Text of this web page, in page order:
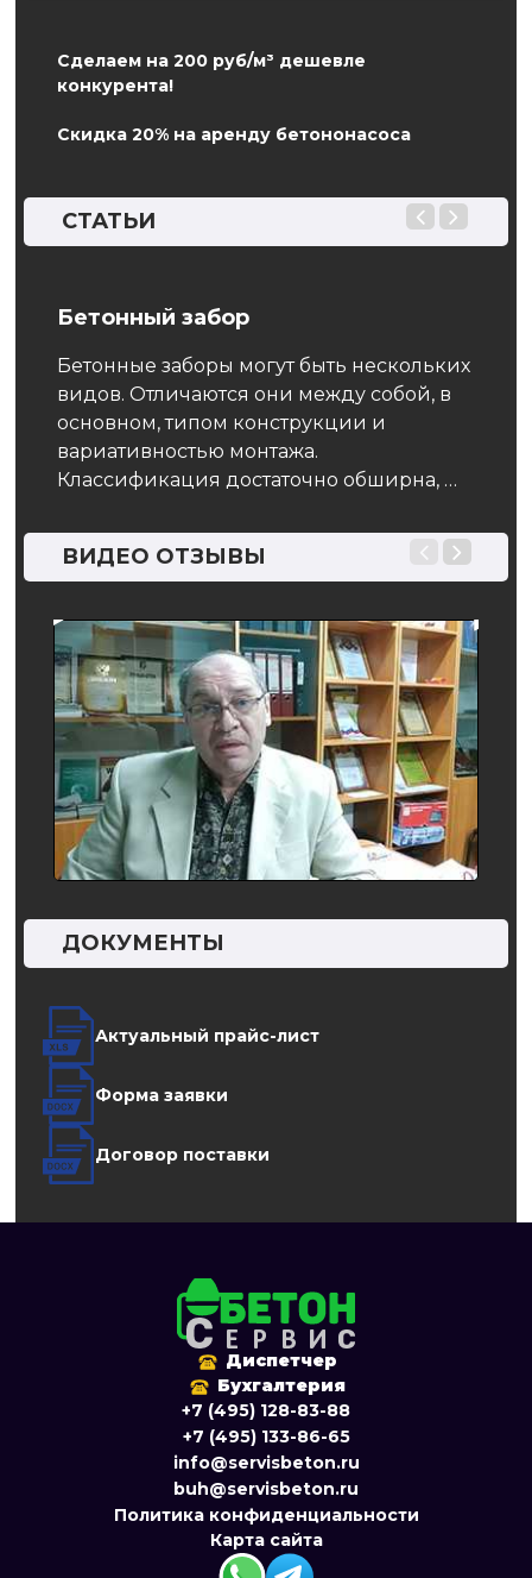
Сделаем на 200 руб/м³ дешевле
конкурента!
Скидка 20% на аренду бетононасоса
СТАТЬИ
Бетонный забор
Бетонные заборы могут быть нескольких
видов. Отличаются они между собой, в
основном, типом конструкции и
вариативностью монтажа.
Классификация достаточно обширна, …
ВИДЕО ОТЗЫВЫ
ДОКУМЕНТЫ
Актуальный прайс-лист
Форма заявки
Договор поставки
Диспетчер
Бухгалтерия
+7 (495) 128-83-88
+7 (495) 133-86-65
info@servisbeton.ru
buh@servisbeton.ru
Политика конфиденциальности
Карта сайта